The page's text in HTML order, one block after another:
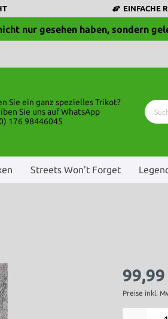
EINFACHE
nur gesehen haben, sondern
Sie ein ganz spezielles Trikot?
Sie uns auf WhatsApp
176 98446045
Streets Won't Forget
Preise inkl.